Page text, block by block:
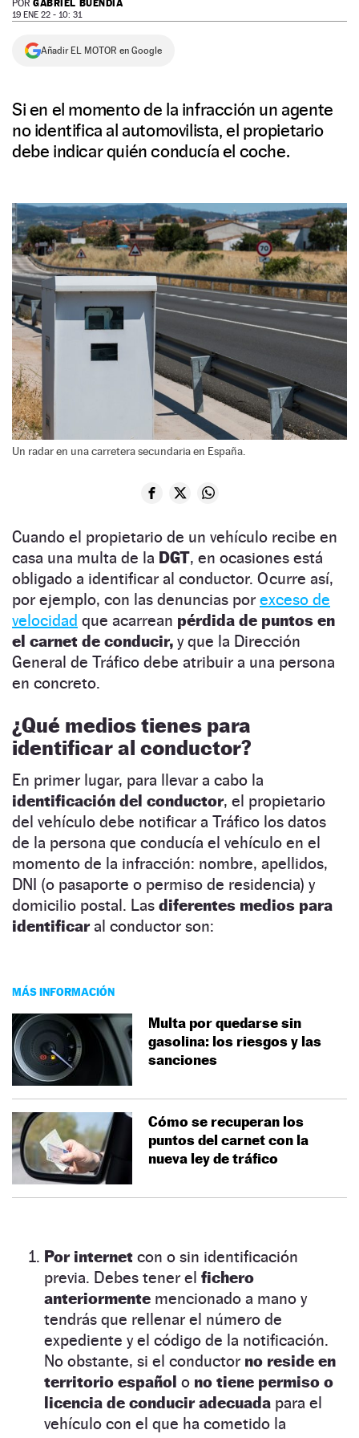
NEWSLETTER
POR GABRIEL BUENDÍA
19 ENE 22 - 10: 31
Añadir EL MOTOR en Google
Si en el momento de la infracción un agente
no identifica al automovilista, el propietario
debe indicar quién conducía el coche.
Un radar en una carretera secundaria en España.
Cuando el propietario de un vehículo recibe en
casa una multa de la DGT, en ocasiones está
obligado a identificar al conductor. Ocurre así,
por ejemplo, con las denuncias por exceso de
velocidad que acarrean pérdida de puntos en
el carnet de conducir, y que la Dirección
General de Tráfico debe atribuir a una persona
en concreto.
¿Qué medios tienes para
identificar al conductor?
En primer lugar, para llevar a cabo la
identificación del conductor, el propietario
del vehículo debe notificar a Tráfico los datos
de la persona que conducía el vehículo en el
momento de la infracción: nombre, apellidos,
DNI (o pasaporte o permiso de residencia) y
domicilio postal. Las diferentes medios para
identificaral conductor son:
MÁS INFORMACIÓN
Multa por quedarse sin
gasolina: los riesgos y las
sanciones
Cómo se recuperan los
puntos del carnet con la
nueva ley de tráfico
Por internet con o sin identificación
previa. Debes tener el fichero
anteriormente mencionado a mano y
tendrás que rellenar el número de
expediente y el código de la notificación.
No obstante, si el conductor no reside en
territorio español o no tiene permiso o
licencia de conducir adecuada para el
vehículo con el que ha cometido la